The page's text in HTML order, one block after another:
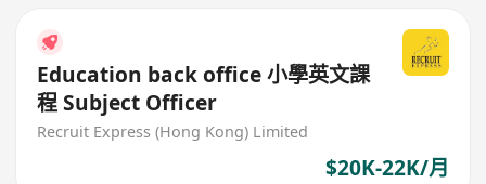
Education back office 小學英文課
程 Subject Officer
Recruit Express (Hong Kong) Limited
$20K-22K/月